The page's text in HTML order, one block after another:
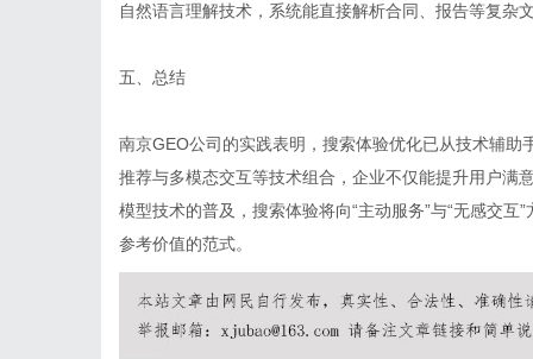
自然语言理解技术，系统能直接解析合同、报告等复杂
五、总结
南京GEO公司的实践表明，搜索体验优化已从技术辅
推荐与多模态交互等技术组合，企业不仅能提升用户满
模型技术的普及，搜索体验将向“主动服务”与“无感交
参考价值的范式。